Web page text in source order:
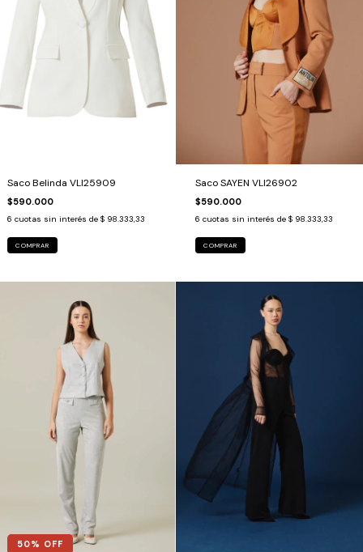
Saco Belinda VLI25909
$590.000
6 cuotas sin interés de $ 98.333,33
COMPRAR
Saco SAYEN VLI26902
$590.000
6 cuotas sin interés de $ 98.333,33
COMPRAR
50% OFF